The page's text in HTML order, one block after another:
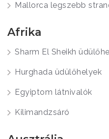
Mallorca legszebb
Afrika
Sharm El Sheikh
Hurghada üdülőhelyek
Egyiptom látnivalók
Kilimandzsáró